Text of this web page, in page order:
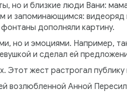
но и близкие люди Вани:
и запоминающимся: видеоряд
дополняли картину.
но и эмоциями. Например,
и сделал ей
Этот жест растрогал
возлюбленной Анной